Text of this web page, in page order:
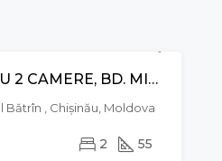
VÂNZAREAPARTAMENT CU 2 CAMERE, BD. MIRCEA CEL BĂTRÂN, CIOCANA
, Chișinău, Moldova
2 55